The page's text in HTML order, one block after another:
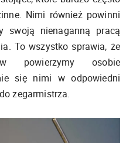
Nimi również powinni
swoją nienaganną pracą
To wszystko sprawia, że
powierzymy osobie
się nimi w odpowiedni
zegarmistrza.